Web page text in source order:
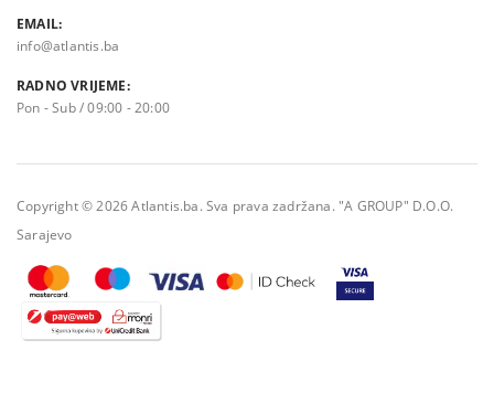
EMAIL:
info@atlantis.ba
RADNO VRIJEME:
Pon - Sub / 09:00 - 20:00
Copyright © 2026 Atlantis.ba. Sva prava zadržana. "A GROUP" D.O.O.
Sarajevo